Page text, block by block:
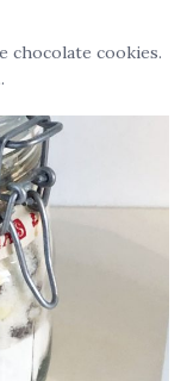
chocolate cookies.